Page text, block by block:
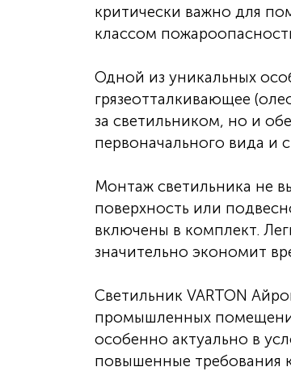
критически важно для
классом
Одной из уникальных
грязеотталкивающее
за светильником, но и
первоначального вида и
Монтаж светильника не
поверхность или
включены в комплект.
значительно экономит
Светильник VARTON
промышленных
особенно актуально в
повышенные требования